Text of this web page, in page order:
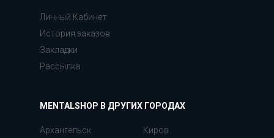
Личный Кабинет
История заказов
Закладки
Рассылка
MENTALSHOP В ДРУГИХ ГОРОДАХ
Архангельск
Киров